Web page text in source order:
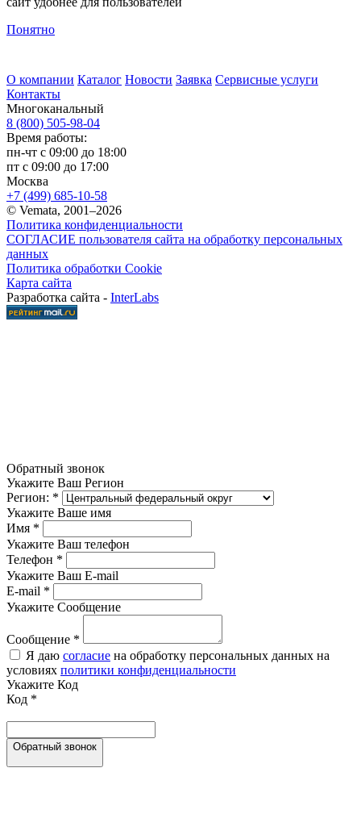
Понятно
О компании Каталог Новости Заявка Сервисные услуги
Контакты
Многоканальный
8 (800) 505-98-04
Время работы:
пн-чт с 09:00 до 18:00
пт с 09:00 до 17:00
Москва
+7 (499) 685-10-58
© Vemata, 2001–2026
Политика конфиденциальности
СОГЛАСИЕ пользователя сайта на обработку персональных
данных
Политика обработки Cookie
Карта сайта
Разработка сайта - InterLabs
Обратный звонок
Укажите Ваш Регион
Регион: *
Укажите Ваше имя
Имя *
Укажите Ваш телефон
Телефон *
Укажите Ваш E-mail
E-mail *
Укажите Сообщение
Сообщение *
Я даю согласие на обработку персональных данных на
условиях политики конфиденциальности
Укажите Код
Код *
Обратный звонок